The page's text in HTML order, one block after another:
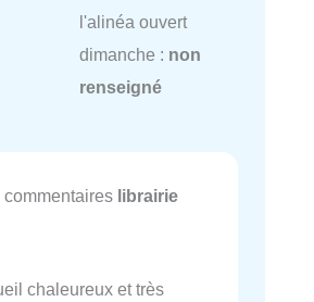
l'alinéa ouvert
dimanche : non
renseigné
commentaires librairie
chaleureux et très